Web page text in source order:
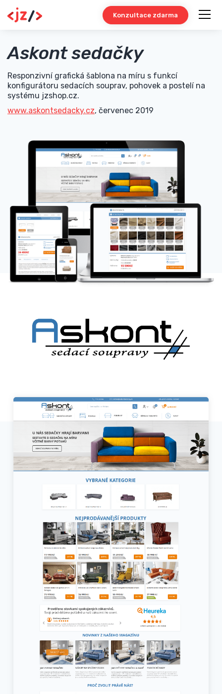
Konzultace zdarma
Askont sedačky
Responzivní grafická šablona na míru s funkcí
konfigurátoru sedacích souprav, pohovek a postelí na
systému jzshop.cz.
www.askontsedacky.cz, červenec 2019